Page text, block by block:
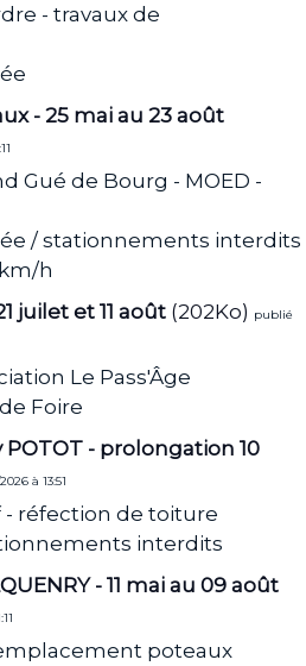
- travaux de
- 25 mai au 23 août
Gué de Bourg - MOED -
/ stationnements interdits
h
juilet et 11 août (202Ko) publié
Le Pass'Âge
Foire
POTOT - prolongation 10
à 13:51
- réfection de toiture
interdits
- 11 mai au 09 août
poteaux